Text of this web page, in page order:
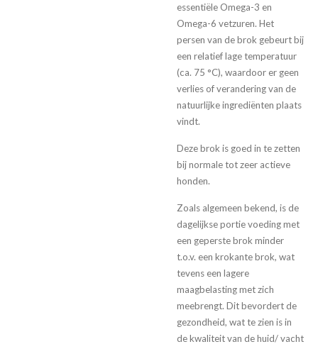
essentiële Omega-3 en
Omega-6 vetzuren. Het
persen van de brok gebeurt bij
een relatief lage temperatuur
(ca. 75 °C), waardoor er geen
verlies of verandering van de
natuurlijke ingrediënten plaats
vindt.
Deze brok is goed in te zetten
bij normale tot zeer actieve
honden.
Zoals algemeen bekend, is de
dagelijkse portie voeding met
een geperste brok minder
t.o.v. een krokante brok, wat
tevens een lagere
maagbelasting met zich
meebrengt. Dit bevordert de
gezondheid, wat te zien is in
de kwaliteit van de huid/ vacht